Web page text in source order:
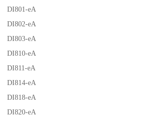
DI801-eA
DI802-eA
DI803-eA
DI810-eA
DI811-eA
DI814-eA
DI818-eA
DI820-eA